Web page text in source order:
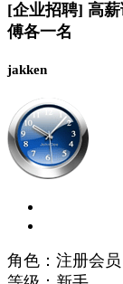
[企业招聘] 高
傅各一名
jakken
角色：注册会员